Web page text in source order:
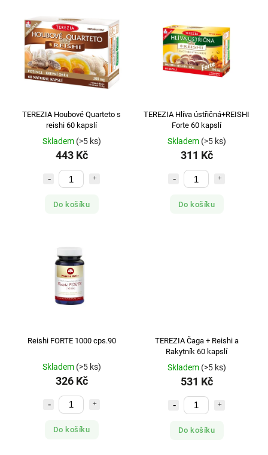
TEREZIA Houbové Quarteto s
reishi 60 kapslí
Skladem (>5 ks)
443 Kč
Do košíku
TEREZIA Hlíva ústřičná+REISHI
Forte 60 kapslí
Skladem (>5 ks)
311 Kč
Do košíku
Reishi FORTE 1000 cps.90
Skladem (>5 ks)
326 Kč
Do košíku
TEREZIA Čaga + Reishi a
Rakytník 60 kapslí
Skladem (>5 ks)
531 Kč
Do košíku